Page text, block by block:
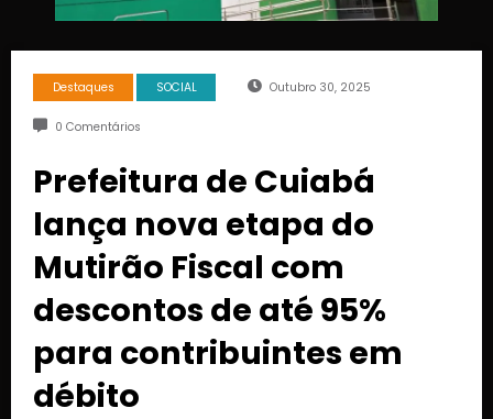
Destaques SOCIAL Outubro 30, 2025
0 Comentários
Prefeitura de Cuiabá
lança nova etapa do
Mutirão Fiscal com
descontos de até 95%
para contribuintes em
débito